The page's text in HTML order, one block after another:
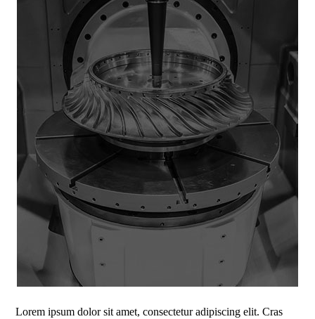
Lorem ipsum dolor sit amet, consectetur adipiscing elit. Cras